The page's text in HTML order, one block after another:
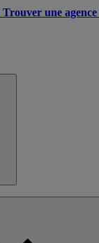
Trouver une agence